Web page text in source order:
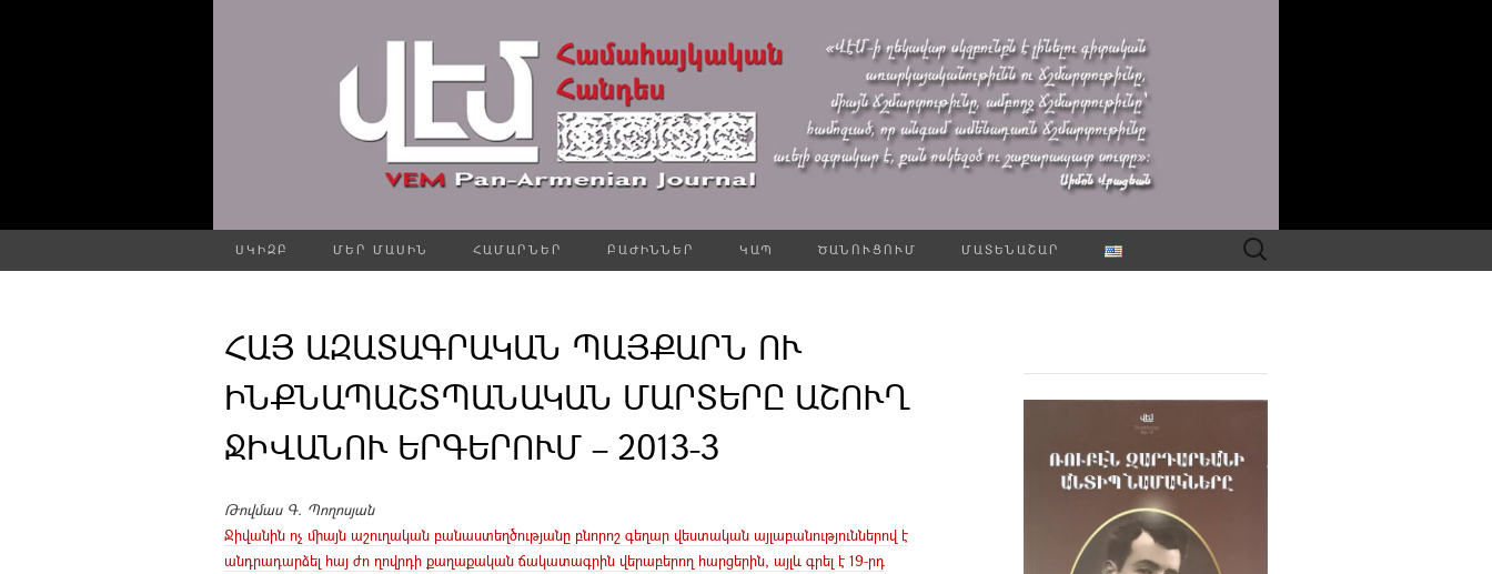
ՍԿԻԶԲ ՄԵՐ ՄԱՍԻՆ ՀԱՄԱՐՆԵՐ ԲԱԺԻՆՆԵՐ ԿԱՊ ԾԱՆՈՒՑՈՒՄ ՄԱՏԵՆԱՇԱՐ Որոնել՝
ՀԱՅ ԱԶԱՏԱԳՐԱԿԱՆ ՊԱՅՔԱՐՆ ՈՒ
ԻՆՔՆԱՊԱՇՏՊԱՆԱԿԱՆ ՄԱՐՏԵՐԸ ԱՇՈՒՂ
ՋԻՎԱՆՈՒ ԵՐԳԵՐՈՒՄ – 2013-3
Թովմաս Գ. Պողոսյան
Ջիվանին ոչ միայն աշուղական բանաստեղծությանը բնորոշ գեղար վեստական այլաբանություններով է
անդրադարձել հայ ժո ղովրդի քաղաքական ճակատագրին վերաբերող հարցերին, այլև գրել է 19-րդ